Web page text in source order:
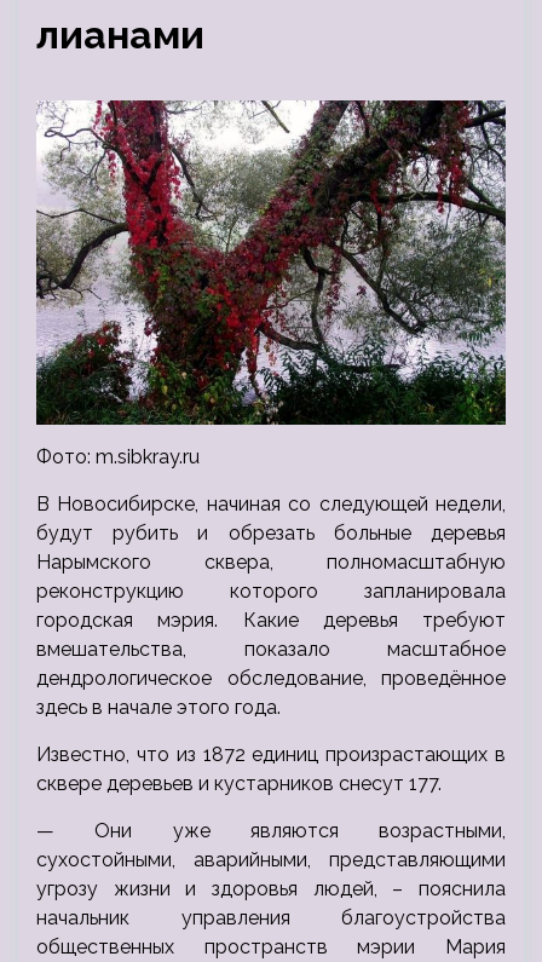
лианами
Фото: m.sibkray.ru
В Новосибирске, начиная со следующей недели,
будут рубить и обрезать больные деревья
Нарымского сквера, полномасштабную
реконструкцию которого запланировала
городская мэрия. Какие деревья требуют
вмешательства, показало масштабное
дендрологическое обследование, проведённое
здесь в начале этого года.
Известно, что из 1872 единиц произрастающих в
сквере деревьев и кустарников снесут 177.
— Они уже являются возрастными,
сухостойными, аварийными, представляющими
угрозу жизни и здоровья людей, – пояснила
начальник управления благоустройства
общественных пространств мэрии Мария